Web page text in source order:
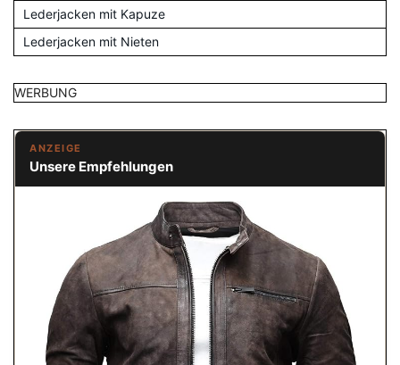
Lederjacken mit Kapuze
Lederjacken mit Nieten
WERBUNG
ANZEIGE
Unsere Empfehlungen